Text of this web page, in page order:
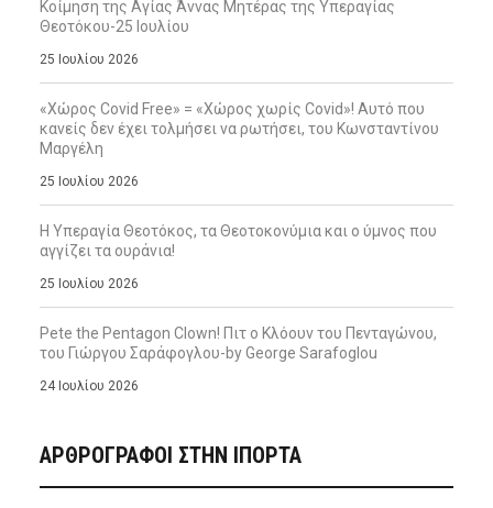
Κοίμηση της Αγίας Άννας Μητέρας της Υπεραγίας
Θεοτόκου-25 Ιουλίου
25 Ιουλίου 2026
«Χώρος Covid Free» = «Χώρος χωρίς Covid»! Αυτό που
κανείς δεν έχει τολμήσει να ρωτήσει, του Κωνσταντίνου
Μαργέλη
25 Ιουλίου 2026
Η Υπεραγία Θεοτόκος, τα Θεοτοκονύμια και ο ύμνος που
αγγίζει τα ουράνια!
25 Ιουλίου 2026
Pete the Pentagon Clown! Πιτ ο Κλόουν του Πενταγώνου,
του Γιώργου Σαράφογλου-by George Sarafoglou
24 Ιουλίου 2026
ΑΡΘΡΟΓΡΑΦΟΙ ΣΤΗΝ IΠΟΡΤΑ